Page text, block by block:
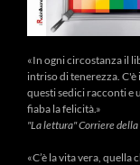
«In ogni circostanza il
intriso di tenerezza. C'è
questi sedici racconti e
fiaba la felicità.»
"La lettura" Corriere della
«C’è la vita vera, quella